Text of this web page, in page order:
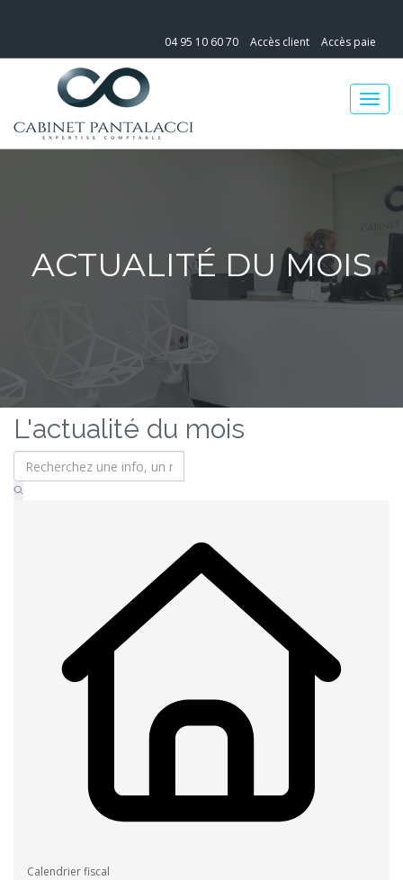
04 95 10 60 70 Accès client Accès paie
ACTUALITÉ DU MOIS
L'actualité du mois
Calendrier fiscal